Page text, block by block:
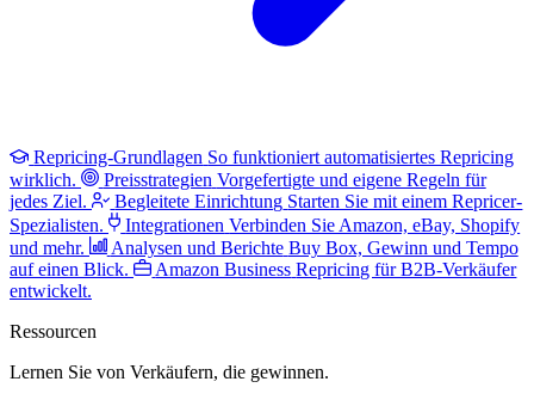
Repricing-Grundlagen So funktioniert automatisiertes Repricing
wirklich.
Preisstrategien Vorgefertigte und eigene Regeln für
jedes Ziel.
Begleitete Einrichtung Starten Sie mit einem Repricer-
Spezialisten.
Integrationen Verbinden Sie Amazon, eBay, Shopify
und mehr.
Analysen und Berichte Buy Box, Gewinn und Tempo
auf einen Blick.
Amazon Business Repricing für B2B-Verkäufer
entwickelt.
Ressourcen
Lernen Sie von Verkäufern, die gewinnen.